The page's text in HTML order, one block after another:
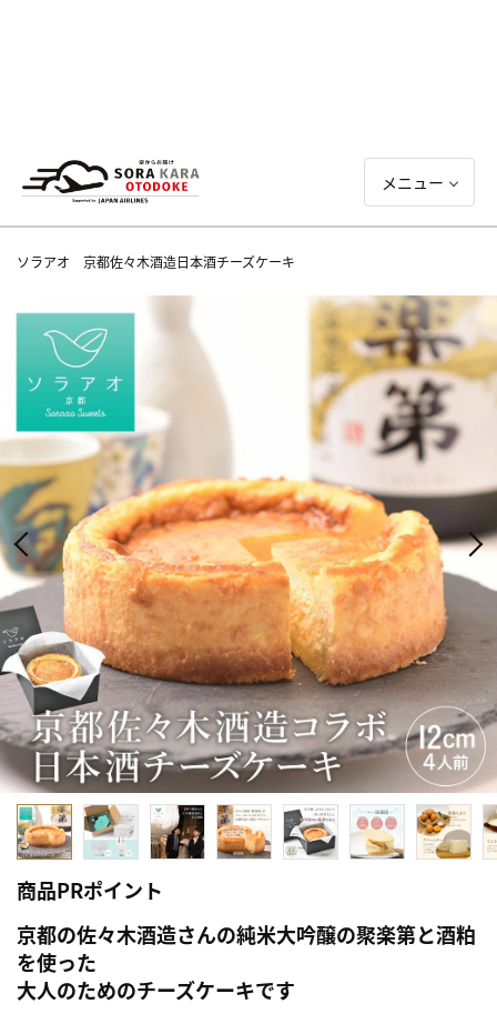
メニュー
ソラアオ 京都佐々木酒造日本酒チーズケーキ
商品PRポイント
京都の佐々木酒造さんの純米大吟醸の聚楽第と酒粕
を使った
大人のためのチーズケーキです